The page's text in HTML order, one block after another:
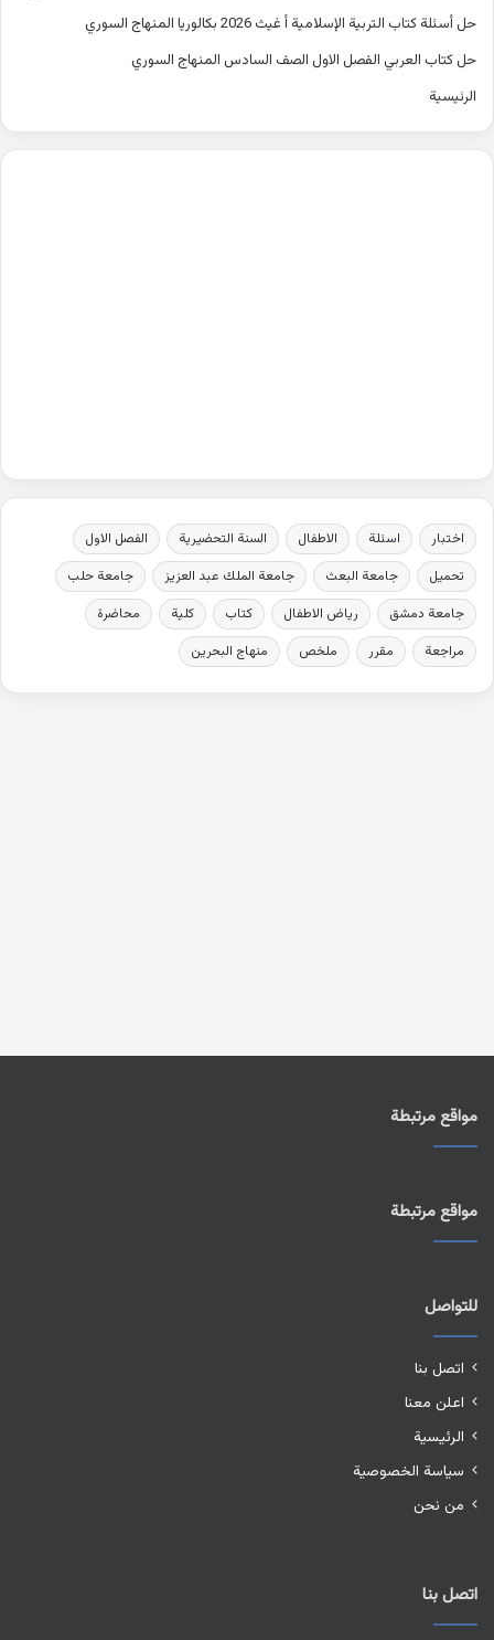
حل أسئلة كتاب التربية الإسلامية أ غيث 2026 بكالوريا المنهاج السوري
حل كتاب العربي الفصل الاول الصف السادس المنهاج السوري
الرئيسية
اختبار اسئلة الاطفال السنة التحضيرية
الفصل الاول
تحميل
جامعة البعث جامعة الملك عبد العزيز
جامعة حلب
جامعة دمشق
رياض الاطفال كتاب كلية
محاضرة
مراجعة
مقرر ملخص منهاج البحرين
مواقع مرتبطة
مواقع مرتبطة
للتواصل
اتصل بنا
اعلن معنا
الرئيسية
سياسة الخصوصية
من نحن
اتصل بنا